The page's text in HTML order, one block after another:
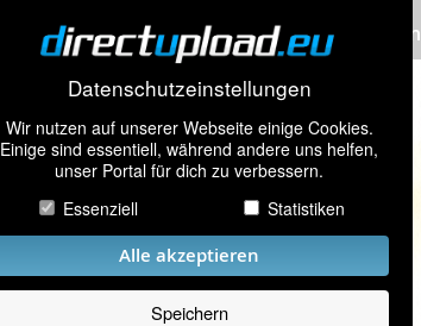
Datenschutzeinstellungen
Wir nutzen auf unserer Webseite einige Cookies.
Einige sind essentiell, während andere uns helfen,
unser Portal für dich zu verbessern.
Essenziell
Statistiken
Alle akzeptieren
Speichern
Bilder hochladen